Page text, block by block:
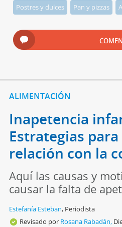
Postres y dulces Pan y pizzas
ALIMENTACIÓN
Inapetencia
Estrategias
relación con la
Aquí las causas y
causar la falta de
Estefanía Esteban, Periodista
Revisado por Rosana Rabadán,